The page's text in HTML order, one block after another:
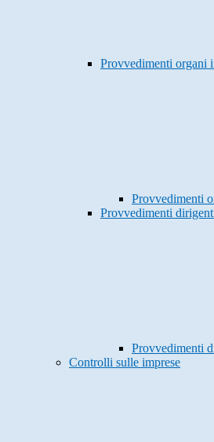
Provvedimenti organi
Provvedimenti
Provvedimenti
Provvedimenti
Controlli sulle imprese